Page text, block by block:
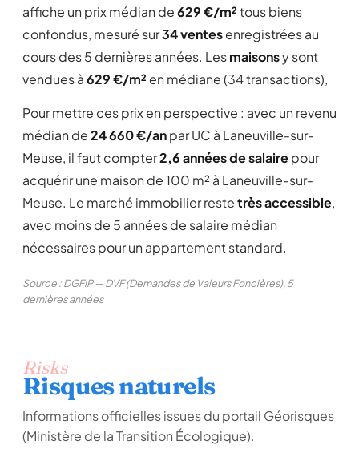
affiche un prix médian de629 €/m²tous biens
confondus, mesuré sur34 ventesenregistrées au
cours des 5 dernières années. Lesmaisonsy sont
vendues à629 €/m² en médiane (34 transactions),
Pour mettre ces prix en perspective : avec un revenu
médian de24 660 €/anpar UC à Laneuville-sur-
Meuse, il faut compter2,6 années de salairepour
acquérir une maison de 100 m² à Laneuville-sur-
Meuse. Le marché immobilier restetrès accessible,
avec moins de 5 années de salaire médian
nécessaires pour un appartement standard.
Source : DGFiP — DVF (Demandes de Valeurs Foncières), 5
dernières années
Risks
Risques naturels
Informations officielles issues du portail Géorisques
(Ministère de la Transition Écologique).